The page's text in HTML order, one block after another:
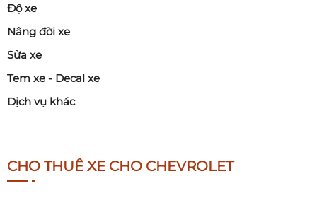
Độ xe
Nâng đời xe
Sửa xe
Tem xe - Decal xe
Dịch vụ khác
CHO THUÊ XE CHO CHEVROLET